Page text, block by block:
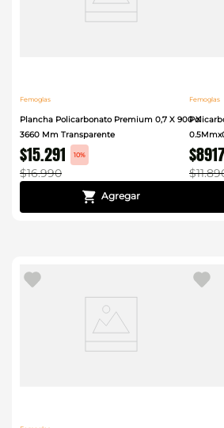
Femoglas
Plancha Policarbonato Premium 0,7 X 900 X
3660 Mm Transparente
$15.291 10%
$16.990
Femoglas
$
$11.